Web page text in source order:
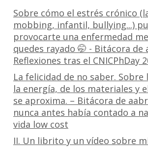
Sobre cómo el estrés crónico
mobbing, infantil, bullying...)
provocarte una enfermedad
quedes rayado 🤭 - Bitácora de
Reflexiones tras el CNICPhDay
La felicidad de no saber. Sobre
la energía, de los materiales y
se aproxima. – Bitácora de
nunca antes había contado a
vida low cost
II. Un librito y un vídeo sobre